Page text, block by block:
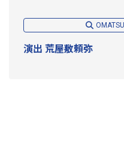
演出 荒屋敷頼弥